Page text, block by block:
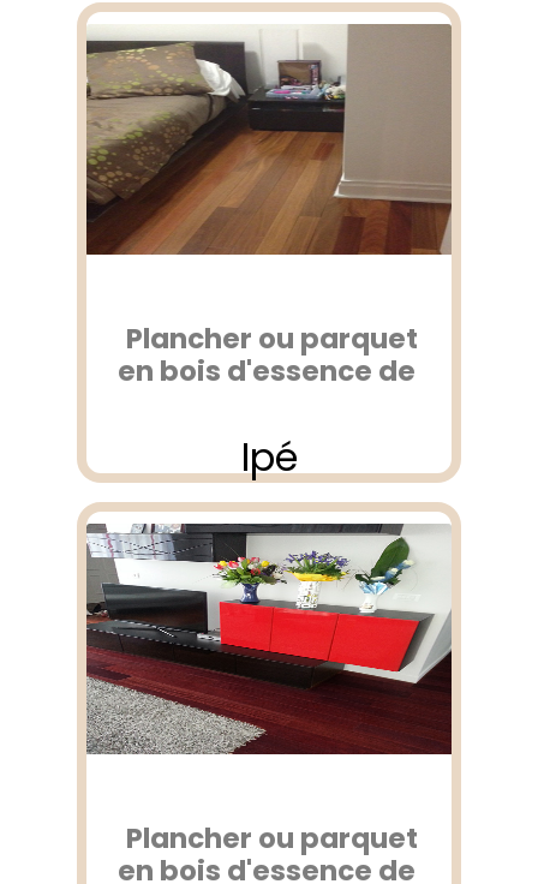
Plancher ou parquet
en bois d'essence de
Ipé
Plancher ou parquet
en bois d'essence de